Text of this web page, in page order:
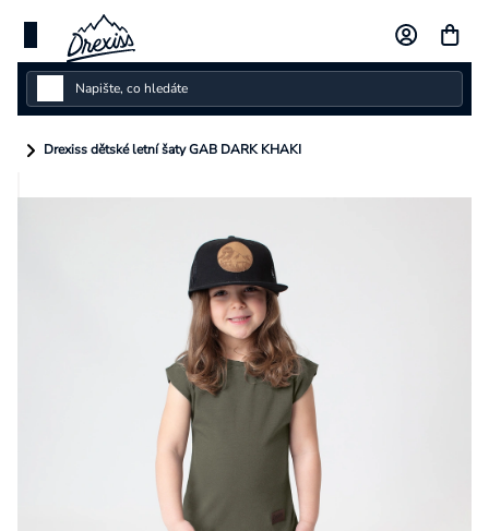
obsah
Dámské
Dětské
Drexiss dětské letní šaty GAB DARK KHAKI